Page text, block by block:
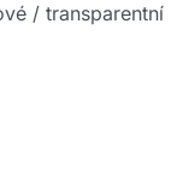
/ transparentní